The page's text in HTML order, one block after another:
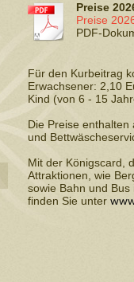
Preise
Preise
PDF-
Für den Kurbeitrag
Erwachsener: 2,10
Kind (von 6 - 15
Die Preise enthalten
und
Mit der Königscard,
Attraktionen, wie
sowie Bahn und
finden Sie unter